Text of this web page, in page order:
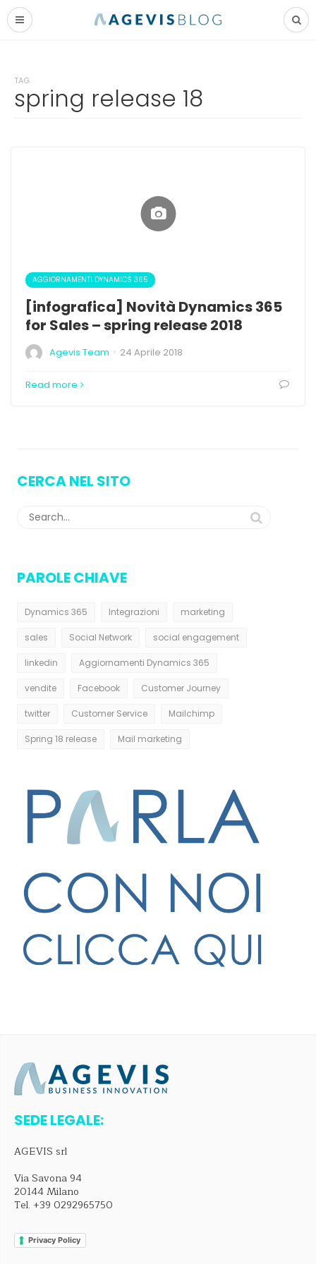
TAG
spring release 18
AGGIORNAMENTI DYNAMICS 365
[infografica] Novità Dynamics 365
for Sales – spring release 2018
Agevis Team · 24 Aprile 2018
Read more
CERCA NEL SITO
PAROLE CHIAVE
Dynamics 365 Integrazioni marketing
sales Social Network social engagement
linkedin Aggiornamenti Dynamics 365
vendite Facebook Customer Journey
twitter Customer Service Mailchimp
Spring 18 release Mail marketing
SEDE LEGALE:
AGEVIS srl
Via Savona 94
20144 Milano
Tel. +39 0292965750
Privacy Policy